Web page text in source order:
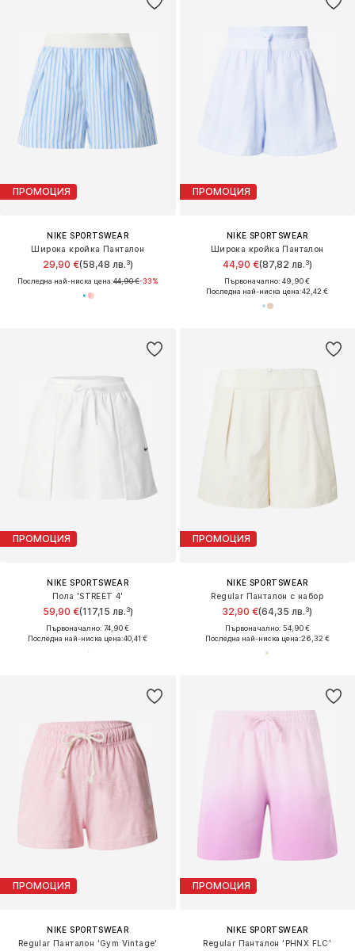
ПРОМОЦИЯ
NIKE SPORTSWEAR
Широка кройка Панталон
29,90 €(58,48 лв.³)
Последна най-ниска цена:44,90 €-33%
ПРОМОЦИЯ
NIKE SPORTSWEAR
Широка кройка Панталон
44,90 €(87,82 лв.³)
Първоначално: 49,90 €
Последна най-ниска цена:42,42 €
ПРОМОЦИЯ
NIKE SPORTSWEAR
Пола 'STREET 4'
59,90 €(117,15 лв.³)
Първоначално: 74,90 €
Последна най-ниска цена:40,41 €
ПРОМОЦИЯ
NIKE SPORTSWEAR
Regular Панталон с набор
32,90 €(64,35 лв.³)
Първоначално: 54,90 €
Последна най-ниска цена:26,32 €
ПРОМОЦИЯ
NIKE SPORTSWEAR
Regular Панталон 'Gym Vintage'
ПРОМОЦИЯ
NIKE SPORTSWEAR
Regular Панталон 'PHNX FLC'